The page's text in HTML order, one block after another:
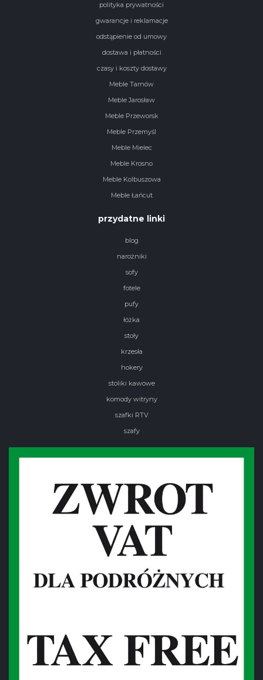
polityka prywatności
gwarancje i reklamacje
odstąpienie od umowy
dostawa i płatności
czasy i koszty dostawy
Meble Tarnów
Meble Jarosław
Meble Przeworsk
Meble Przemyśl
Meble Mielec
Meble Krosno
Meble Kolbuszowa
Meble Łańcut
przydatne linki
blog
narożniki
sofy
fotele
pufy
łóżka
stoły
krzesła
hokery
stoliki kawowe
komody witryny
szafki RTV
szafy